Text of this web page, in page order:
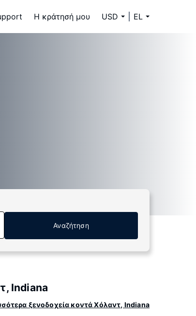
Η κράτησή μου USD EL
Αναζήτηση
Indiana
ξενοδοχεία κοντά Χόλαντ, Indiana